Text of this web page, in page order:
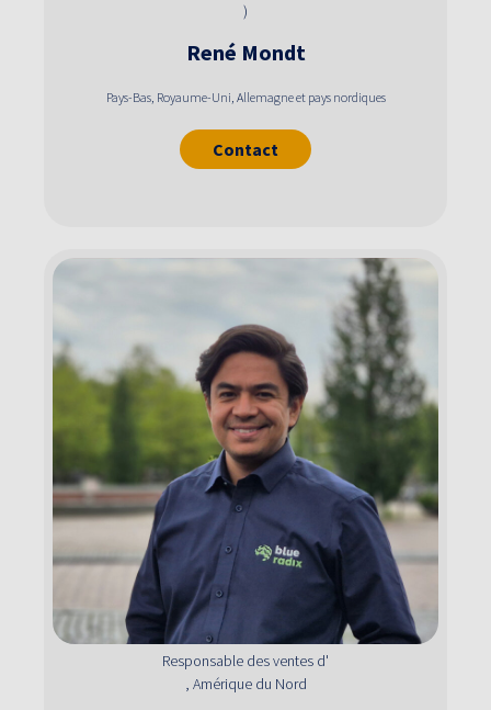
René Mondt
)
Pays-Bas, Royaume-Uni, Allemagne et pays nordiques
Contact
Responsable des ventes d'
, Amérique du Nord